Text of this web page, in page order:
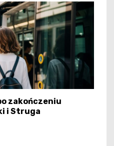
zakończeniu
i Struga